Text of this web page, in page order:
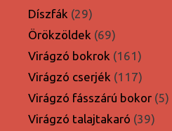
termék
Díszfák 2929
termék
Örökzöldek 6969
termék
Virágzó bokrok 161161
termék
Virágzó cserjék 117117
termék
Virágzó fásszárú bokor 55
Virágzó talajtakaró 3939